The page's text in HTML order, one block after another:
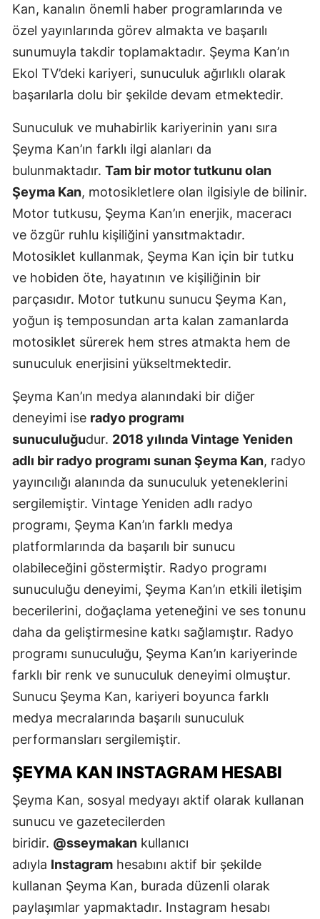
Kan, kanalın önemli haber programlarında ve
özel yayınlarında görev almakta ve başarılı
sunumuyla takdir toplamaktadır. Şeyma Kan’ın
Ekol TV’deki kariyeri, sunuculuk ağırlıklı olarak
başarılarla dolu bir şekilde devam etmektedir.
Sunuculuk ve muhabirlik kariyerinin yanı sıra
Şeyma Kan’ın farklı ilgi alanları da
bulunmaktadır. Tam bir motor tutkunu olan
Şeyma Kan, motosikletlere olan ilgisiyle de bilinir.
Motor tutkusu, Şeyma Kan’ın enerjik, maceracı
ve özgür ruhlu kişiliğini yansıtmaktadır.
Motosiklet kullanmak, Şeyma Kan için bir tutku
ve hobiden öte, hayatının ve kişiliğinin bir
parçasıdır. Motor tutkunu sunucu Şeyma Kan,
yoğun iş temposundan arta kalan zamanlarda
motosiklet sürerek hem stres atmakta hem de
sunuculuk enerjisini yükseltmektedir.
Şeyma Kan’ın medya alanındaki bir diğer
deneyimi ise radyo programı
sunuculuğudur. 2018 yılında Vintage Yeniden
adlı bir radyo programı sunan Şeyma Kan, radyo
yayıncılığı alanında da sunuculuk yeteneklerini
sergilemiştir. Vintage Yeniden adlı radyo
programı, Şeyma Kan’ın farklı medya
platformlarında da başarılı bir sunucu
olabileceğini göstermiştir. Radyo programı
sunuculuğu deneyimi, Şeyma Kan’ın etkili iletişim
becerilerini, doğaçlama yeteneğini ve ses tonunu
daha da geliştirmesine katkı sağlamıştır. Radyo
programı sunuculuğu, Şeyma Kan’ın kariyerinde
farklı bir renk ve sunuculuk deneyimi olmuştur.
Sunucu Şeyma Kan, kariyeri boyunca farklı
medya mecralarında başarılı sunuculuk
performansları sergilemiştir.
ŞEYMA KAN INSTAGRAM HESABI
Şeyma Kan, sosyal medyayı aktif olarak kullanan
sunucu ve gazetecilerden
biridir. @sseymakan kullanıcı
adıyla Instagram hesabını aktif bir şekilde
kullanan Şeyma Kan, burada düzenli olarak
paylaşımlar yapmaktadır. Instagram hesabı